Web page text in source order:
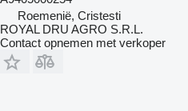
Roemenië, Cristesti
ROYAL DRU AGRO S.R.L.
Contact opnemen met verkoper